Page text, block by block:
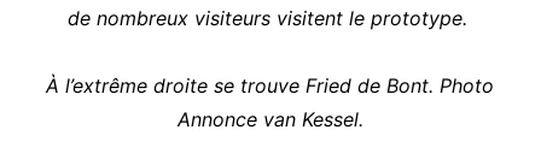
de nombreux visiteurs visitent le prototype.
À l’extrême droite se trouve Fried de Bont. Photo
Annonce van Kessel.